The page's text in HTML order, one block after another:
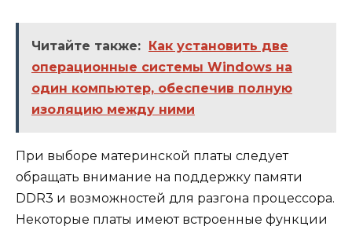
Читайте также:
Как установить две
операционные системы Windows на
один компьютер, обеспечив полную
изоляцию между ними
При выборе материнской платы следует
обращать внимание на поддержку памяти
DDR3 и возможностей для разгона процессора.
Некоторые платы имеют встроенные функции